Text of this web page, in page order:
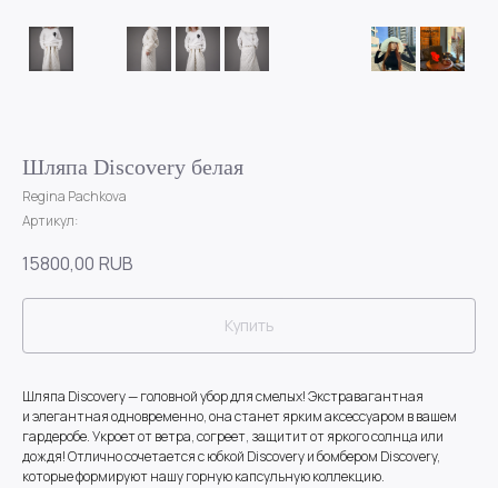
Шляпа Discovery белая
Regina Pachkova
Артикул:
15800,00 RUB
Купить
Шляпа Discovery — головной убор для смелых! Экстравагантная
и элегантная одновременно, она станет ярким аксессуаром в вашем
гардеробе. Укроет от ветра, согреет, защитит от яркого солнца или
дождя! Отлично сочетается с юбкой Discovery и бомбером Discovery,
которые формируют нашу горную капсульную коллекцию.